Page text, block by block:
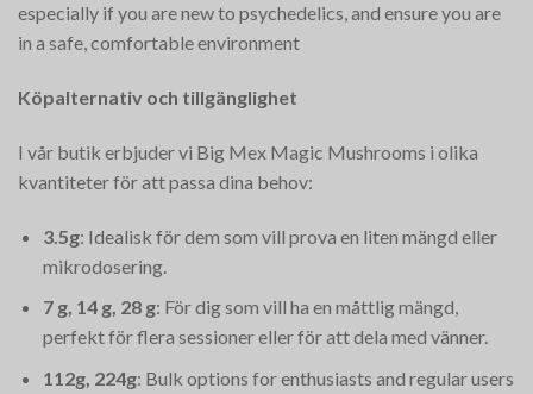
especially if you are new to psychedelics, and ensure you are
in a safe, comfortable environment​
Köpalternativ och tillgänglighet
I vår butik erbjuder vi Big Mex Magic Mushrooms i olika
kvantiteter för att passa dina behov:
3.5g: Idealisk för dem som vill prova en liten mängd eller
mikrodosering.
7 g, 14 g, 28 g: För dig som vill ha en måttlig mängd,
perfekt för flera sessioner eller för att dela med vänner.
112g, 224g: Bulk options for enthusiasts and regular users